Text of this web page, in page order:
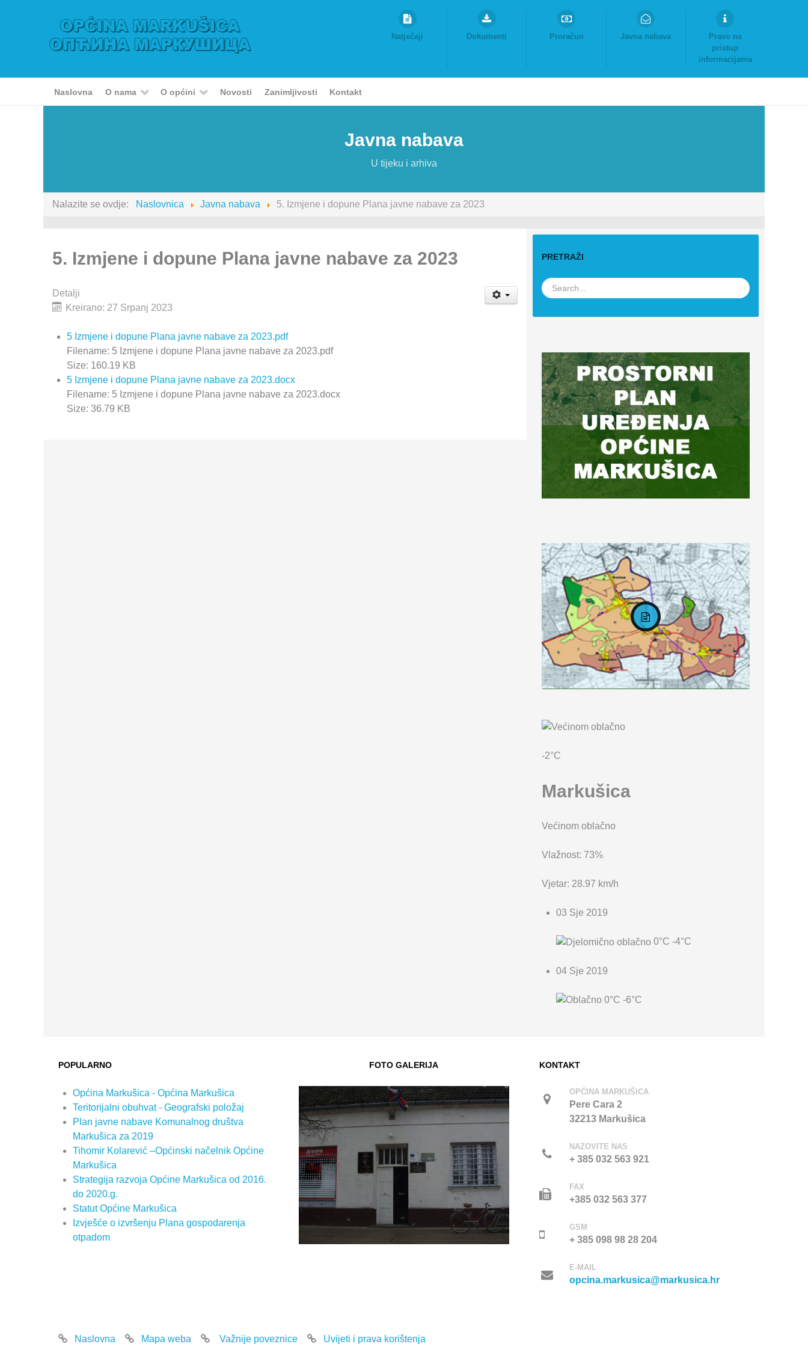
Natječaji Dokumenti Proračun Javna nabava
Pravo na
pristup
informacijama
Naslovna O nama O općini Novosti Zanimljivosti Kontakt
Javna nabava
U tijeku i arhiva
Nalazite se ovdje: Naslovnica Javna nabava 5. Izmjene i dopune Plana javne nabave za 2023
5. Izmjene i dopune Plana javne nabave za 2023
Detalji
Kreirano: 27 Srpanj 2023
5 Izmjene i dopune Plana javne nabave za 2023.pdf
Filename: 5 Izmjene i dopune Plana javne nabave za 2023.pdf
Size: 160.19 KB
5 Izmjene i dopune Plana javne nabave za 2023.docx
Filename: 5 Izmjene i dopune Plana javne nabave za 2023.docx
Size: 36.79 KB
PRETRAŽI
-2°C
Markušica
Većinom oblačno
Vlažnost: 73%
Vjetar: 28.97 km/h
03 Sje 2019
0°C -4°C
04 Sje 2019
0°C -6°C
POPULARNO
Općina Markušica - Općina Markušica
Teritorijalni obuhvat - Geografski položaj
Plan javne nabave Komunalnog društva
Markušica za 2019
Tihomir Kolarević –Općinski načelnik Općine
Markušica
Strategija razvoja Općine Markušica od 2016.
do 2020.g.
Statut Općine Markušica
Izvješće o izvršenju Plana gospodarenja
otpadom
FOTO GALERIJA KONTAKT
OPĆINA MARKUŠICA
Pere Cara 2
32213 Markušica
NAZOVITE NAS
+ 385 032 563 921
FAX
+385 032 563 377
GSM
+ 385 098 98 28 204
E-MAIL
opcina.markusica@markusica.hr
Naslovna Mapa weba Važnije poveznice Uvijeti i prava korištenja